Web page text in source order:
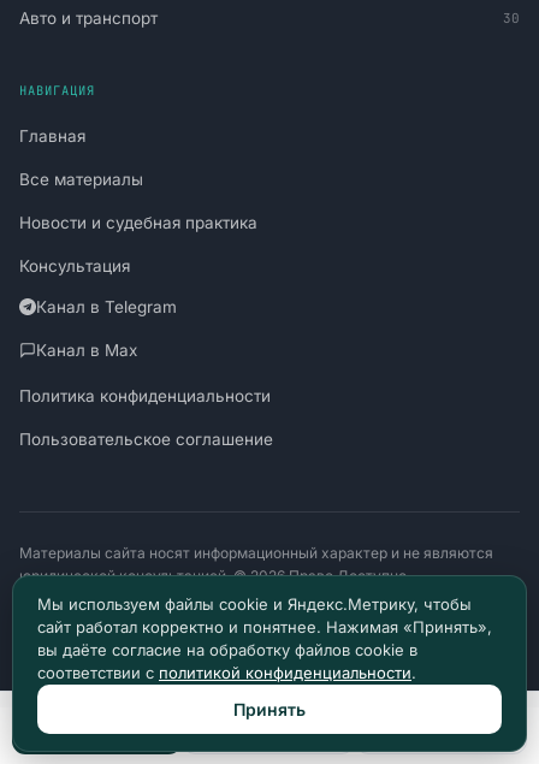
Авто и транспорт 30
НАВИГАЦИЯ
Главная
Все материалы
Новости и судебная практика
Консультация
Канал в Telegram
Канал в Max
Политика конфиденциальности
Пользовательское соглашение
Материалы сайта носят информационный характер и не являются
юридической консультацией. © 2026 Право Доступно.
SUDZAKON.RU
Оператор персональных данных: ООО «ЯЛАНЖИ И ПАРТНЕРЫ»
ИНН 9717182760 · ОГРН 1257700370641
129085, г. Москва, проезд Ольминского, д. 4, помещ. 8н
Мы используем файлы cookie и Яндекс.Метрику, чтобы
сайт работал корректно и понятнее. Нажимая «Принять»,
вы даёте согласие на обработку файлов cookie в
соответствии с политикой конфиденциальности.
Принять